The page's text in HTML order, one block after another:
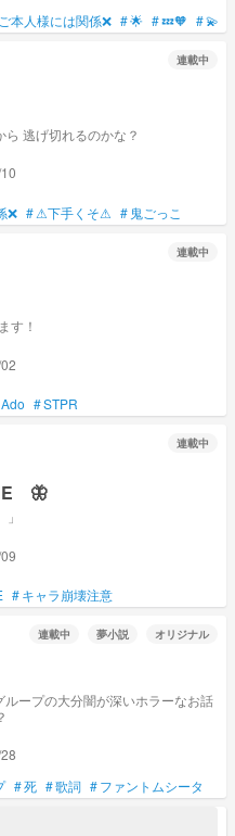
ご本人様には関係❌ #🌟 #💤🧡 #💫🎨
連載中
はたして少女達は "オニ"から 逃げ切れるのかな？
❌ #⚠下手くそ⚠ # 鬼ごっこ
連載中
す！
Ado #STPR
連載中
🦋
#キャラ崩壊注意
連載中 夢小説 オリジナル
#死 #歌詞 #ファントムシータ